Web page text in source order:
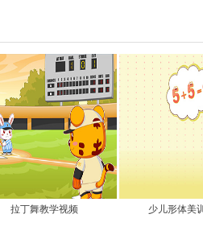
拉丁舞教学视频 少儿形体美